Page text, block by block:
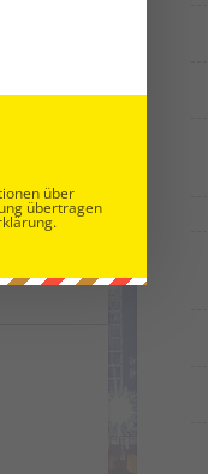
NÄCHSTE
über
übertragen